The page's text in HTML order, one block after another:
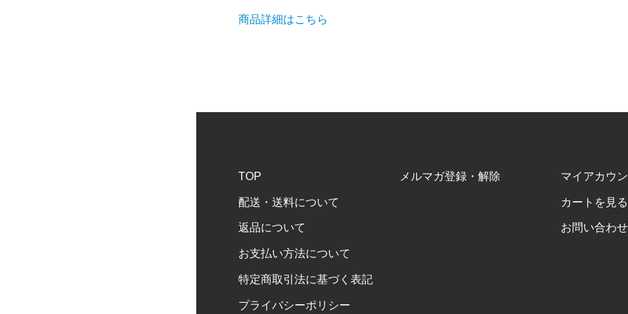
商品詳細はこちら
TOP
配送・送料について
返品について
お支払い方法について
特定商取引法に基づく表記
プライバシーポリシー
メルマガ登録・解除 マイアカウ
カートを見る
お問い合わせ